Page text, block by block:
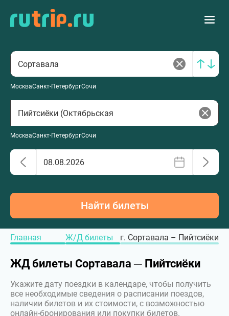
МоскваСанкт-ПетербургСочи
МоскваСанкт-ПетербургСочи
Найти билеты
Главная Ж/Д билеты г. Сортавала – Пийтсиёки
ЖД билеты Сортавала ─ Пийтсиёки
Укажите дату поездки в календаре, чтобы получить
все необходимые сведения о расписании поездов,
наличии билетов и их стоимости, с возможностью
онлайн-бронирования или покупки билетов.